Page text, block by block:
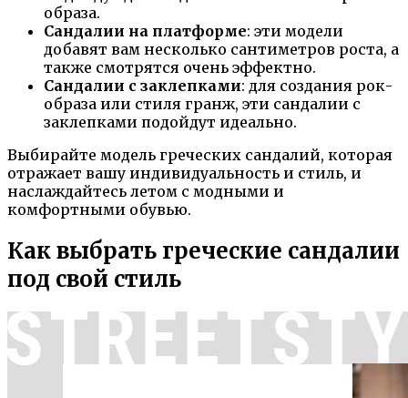
образа.
Сандалии на платформе: эти модели
добавят вам несколько сантиметров роста, а
также смотрятся очень эффектно.
Сандалии с заклепками: для создания рок-
образа или стиля гранж, эти сандалии с
заклепками подойдут идеально.
Выбирайте модель греческих сандалий, которая
отражает вашу индивидуальность и стиль, и
наслаждайтесь летом с модными и
комфортными обувью.
Как выбрать греческие сандалии
под свой стиль